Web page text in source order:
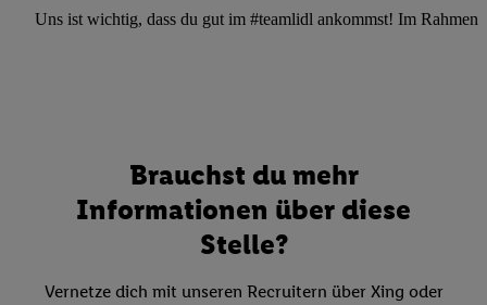
Uns ist wichtig, dass du gut im #teamlidl ankommst! Im Rahmen
Brauchst du mehr
Informationen über diese
Stelle?
Vernetze dich mit unseren Recruitern über Xing oder